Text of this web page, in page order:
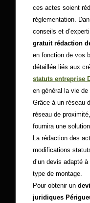
ces actes soient
réglementation.
conseils et
gratuit rédaction
en fonction de vos
détaillée liés aux
statuts entreprise
en général la vie
Grâce à un réseau
réseau de
fournira une
La rédaction des
modifications
d’un devis adapté
type de montage.
Pour obtenir un
juridiques